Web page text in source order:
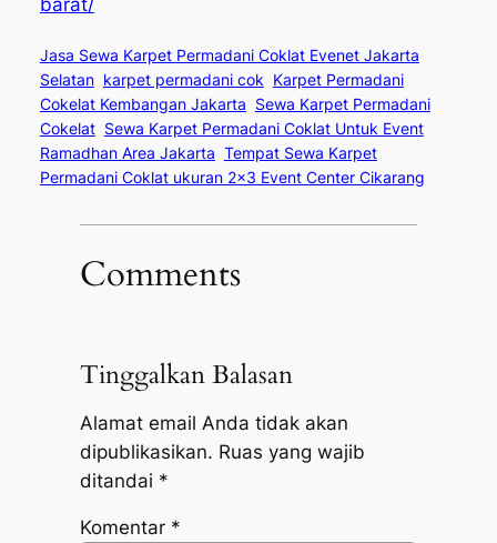
barat/
Jasa Sewa Karpet Permadani Coklat Evenet Jakarta
Selatan karpet permadani cok Karpet Permadani
Cokelat Kembangan Jakarta Sewa Karpet Permadani
Cokelat Sewa Karpet Permadani Coklat Untuk Event
Ramadhan Area Jakarta Tempat Sewa Karpet
Permadani Coklat ukuran 2×3 Event Center Cikarang
Comments
Tinggalkan Balasan
Alamat email Anda tidak akan
dipublikasikan. Ruas yang wajib
ditandai *
Komentar *